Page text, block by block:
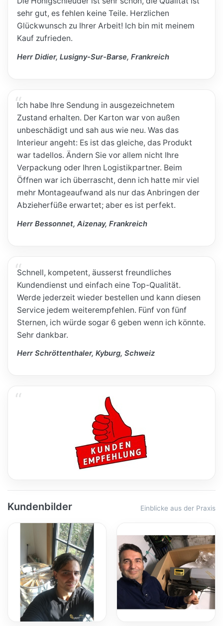
sehr gut, es fehlen keine Teile. Herzlichen
Glückwunsch zu Ihrer Arbeit! Ich bin mit meinem
Kauf zufrieden.
Herr Didier, Lusigny-Sur-Barse, Frankreich
Ich habe Ihre Sendung in ausgezeichnetem
Zustand erhalten. Der Karton war von außen
unbeschädigt und sah aus wie neu. Was das
Interieur angeht: Es ist das gleiche, das Produkt
war tadellos. Ändern Sie vor allem nicht Ihre
Verpackung oder Ihren Logistikpartner. Beim
Öffnen war ich überrascht, denn ich hatte mir viel
mehr Montageaufwand als nur das Anbringen der
Abzieherfüße erwartet; aber es ist perfekt.
Herr Bessonnet, Aizenay, Frankreich
Schnell, kompetent, äusserst freundliches
Kundendienst und einfach eine Top-Qualität.
Werde jederzeit wieder bestellen und kann diesen
Service jedem weiterempfehlen. Fünf von fünf
Sternen, ich würde sogar 6 geben wenn ich könnte.
Sehr dankbar.
Herr Schröttenthaler, Kyburg, Schweiz
Kundenbilder Einblicke aus der Praxis